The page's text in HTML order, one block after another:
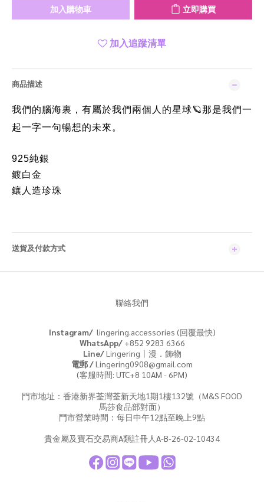
加入購物車 立即購買
加入追蹤清單
商品描述
我們的腦海裏，有屬於我們兩個人的星球🪐那是我們一
起一字一句暢想的未來。
925純銀
鍍白金
鑲人造珍珠
送貨及付款方式
聯絡我們
Instagram/ lingering.accessories (回覆最快)
WhatsApp/+852 9283 6366
Line/Lingering丨漫．飾物
電郵 /Lingering0908@gmail.com
(客服時間: UTC+8 10AM - 6PM)
門市地址：香港新界荃灣荃新天地1期1樓132號（M&S FOOD
馬莎食品部對面）
門市營業時間：每日中午12點至晚上9點
貴金屬及寶石交易商A類註冊人A-B-26-02-10434